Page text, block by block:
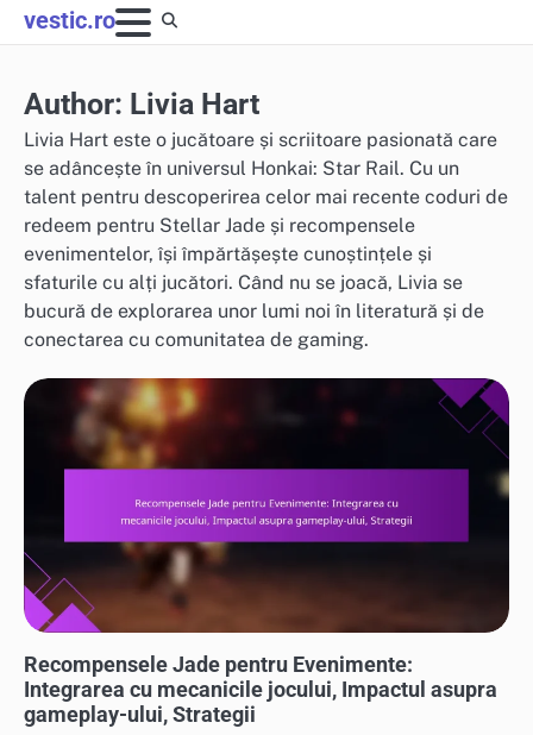
Skip
to
vestic.ro
Author: Livia Hart
Livia Hart este o jucătoare și scriitoare pasionată care
se adâncește în universul Honkai: Star Rail. Cu un
talent pentru descoperirea celor mai recente coduri de
redeem pentru Stellar Jade și recompensele
evenimentelor, își împărtășește cunoștințele și
sfaturile cu alți jucători. Când nu se joacă, Livia se
bucură de explorarea unor lumi noi în literatură și de
conectarea cu comunitatea de gaming.
Recompensele Jade pentru Evenimente:
Integrarea cu mecanicile jocului, Impactul asupra
gameplay-ului, Strategii